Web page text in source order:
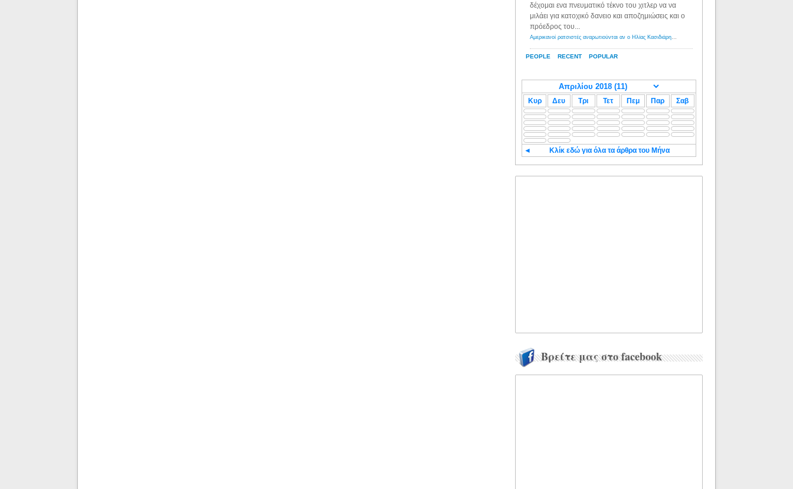
PEOPLE RECENT POPULAR
δέχομαι ενα πνευματικό τέκνο του χιτλερ να να
μιλάει για κατοχικό δανειο και αποζημιώσεις και ο
πρόεδρος του...
Αμερικανοί ρατσιστές αναρωτιούνται αν ο Ηλίας Κασιδιάρης ανήκει στη λευκή φυλή... - Λόγιος Ερμής
Κυρ Δευ Τρι Τετ Πεμ Παρ Σαβ
◄ Κλίκ εδώ για όλα τα άρθρα του Μήνα
Βρείτε μας στο facebook